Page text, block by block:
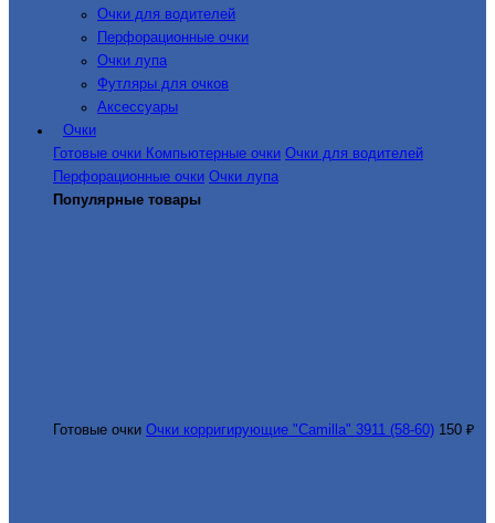
Очки для водителей
Перфорационные очки
Очки лупа
Футляры для очков
Аксессуары
Очки
Готовые очки Компьютерные очки Очки для водителей
Перфорационные очки Очки лупа
Популярные товары
Готовые очки Очки корригирующие "Camilla" 3911 (58-60) 150 ₽